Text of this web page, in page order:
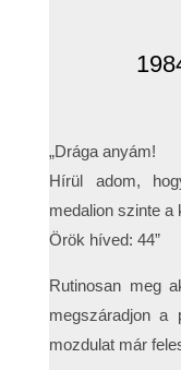
„Drága anyám!
Hírül adom,
medalion szinte a
Örök híved: 44”
Rutinosan meg
megszáradjon a
mozdulat már